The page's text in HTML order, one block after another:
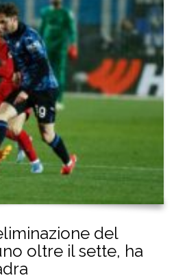
del
oltre il sette, ha